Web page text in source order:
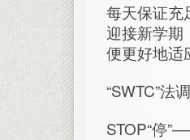
每天保证充
迎接新学期
便更好地适
“SWTC”法
STOP“停